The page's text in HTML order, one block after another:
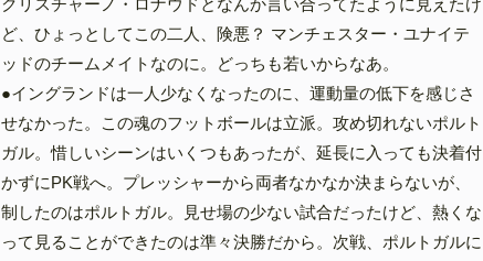
クリスチャーノ・ロナウドとなんか言い合ってたように見えたけ
ど、ひょっとしてこの二人、険悪？ マンチェスター・ユナイテ
ッドのチームメイトなのに。どっちも若いからなあ。
●イングランドは一人少なくなったのに、運動量の低下を感じさ
せなかった。この魂のフットボールは立派。攻め切れないポルト
ガル。惜しいシーンはいくつもあったが、延長に入っても決着付
かずにPK戦へ。プレッシャーから両者なかなか決まらないが、
制したのはポルトガル。見せ場の少ない試合だったけど、熱くな
って見ることができたのは準々決勝だから。次戦、ポルトガルに